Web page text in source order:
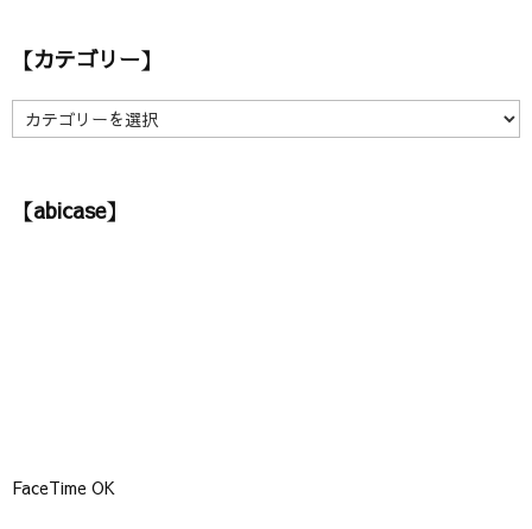
イ
】
【カテゴリー】
【
カ
リ【abicase】
FaceTime OK